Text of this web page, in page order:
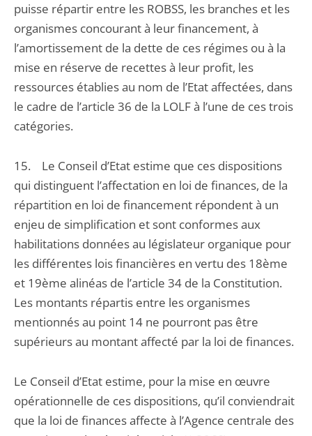
puisse répartir entre les ROBSS, les branches et les
organismes concourant à leur financement, à
l’amortissement de la dette de ces régimes ou à la
mise en réserve de recettes à leur profit, les
ressources établies au nom de l’Etat affectées, dans
le cadre de l’article 36 de la LOLF à l’une de ces trois
catégories.
15. Le Conseil d’Etat estime que ces dispositions
qui distinguent l’affectation en loi de finances, de la
répartition en loi de financement répondent à un
enjeu de simplification et sont conformes aux
habilitations données au législateur organique pour
les différentes lois financières en vertu des 18ème
et 19ème alinéas de l’article 34 de la Constitution.
Les montants répartis entre les organismes
mentionnés au point 14 ne pourront pas être
supérieurs au montant affecté par la loi de finances.
Le Conseil d’Etat estime, pour la mise en œuvre
opérationnelle de ces dispositions, qu’il conviendrait
que la loi de finances affecte à l’Agence centrale des